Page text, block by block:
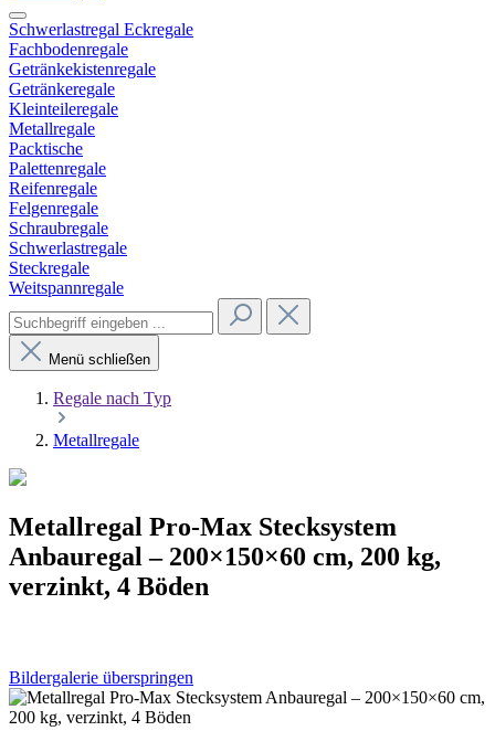
Schwerlastregal Eckregale
Fachbodenregale
Getränkekistenregale
Getränkeregale
Kleinteileregale
Metallregale
Packtische
Palettenregale
Reifenregale
Felgenregale
Schraubregale
Schwerlastregale
Steckregale
Weitspannregale
Menü schließen
Regale nach Typ
Metallregale
Metallregal Pro-Max Stecksystem
Anbauregal – 200×150×60 cm, 200 kg,
verzinkt, 4 Böden
Bildergalerie überspringen